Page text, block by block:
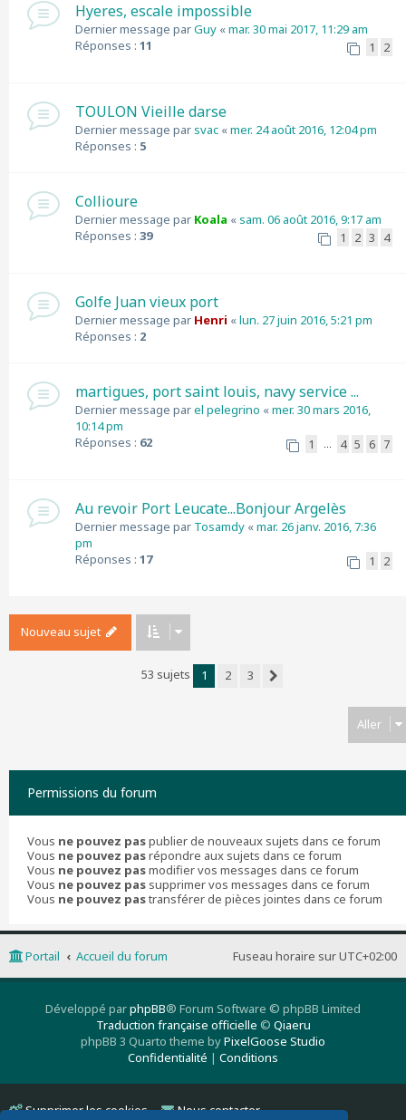
Hyeres, escale impossible
Dernier message parGuy «mar. 30 mai 2017, 11:29 am
Réponses : 11 1 2
TOULON Vieille darse
Dernier message parsvac «mer. 24 août 2016, 12:04 pm
Réponses : 5
Collioure
Dernier message par Koala «sam. 06 août 2016, 9:17 am
Réponses : 39 1 2 3 4
Golfe Juan vieux port
Dernier message par Henri «lun. 27 juin 2016, 5:21 pm
Réponses : 2
martigues, port saint louis, navy service ...
Dernier message parel pelegrino «mer. 30 mars 2016,
10:14 pm
Réponses : 62 1 … 4 5 6 7
Au revoir Port Leucate...Bonjour Argelès
Dernier message par Tosamdy «mar. 26 janv. 2016, 7:36
pm
Réponses : 17 1 2
Nouveau sujet
53 sujets 1 2
3
Aller
Permissions du forum
Vous ne pouvez paspublier de nouveaux sujets dans ce forum
Vous ne pouvez pasrépondre aux sujets dans ce forum
Vous ne pouvez pasmodifier vos messages dans ce forum
Vous ne pouvez pas supprimer vos messages dans ce forum
Vous ne pouvez pastransférer de pièces jointes dans ce forum
Fuseau horaire surUTC+02:00
Portail Accueil du forum
Développé parphpBB® Forum Software © phpBB Limited
Traduction française officielle © Qiaeru
phpBB 3 Quarto theme byPixelGoose Studio
Confidentialité | Conditions
Supprimer les cookies Nous contacter